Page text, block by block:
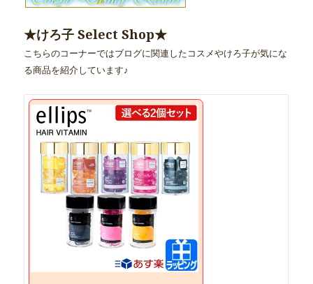
★けろ子 Select Shop★
こちらのコーナーではブログに関連したコスメやけろ子が気にな
る商品を紹介しています♪